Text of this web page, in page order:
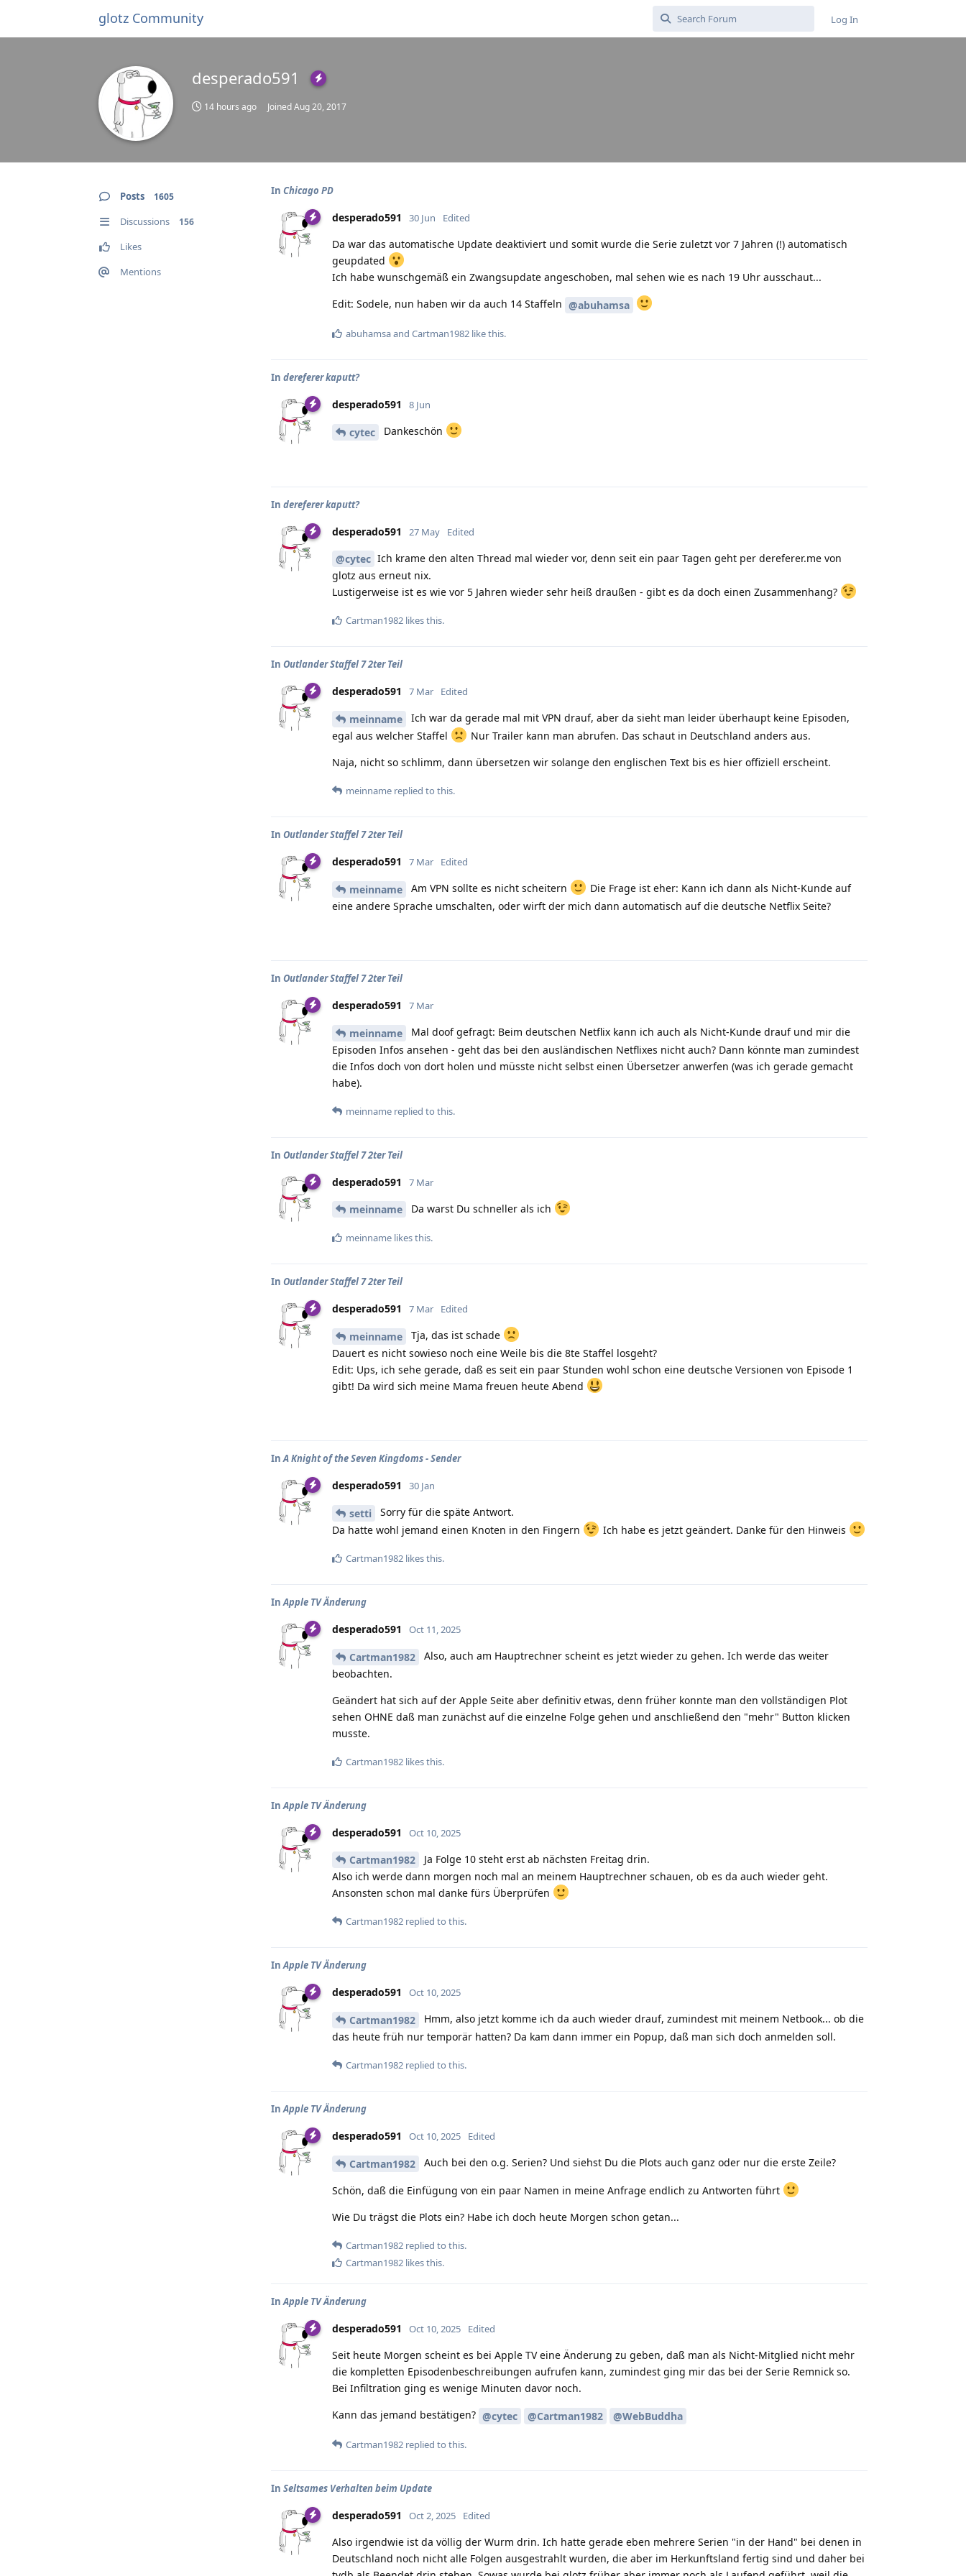
glotz Community Log In
desperado591
14 hours ago JoinedAug 20, 2017
Posts 1605
Discussions 156
Likes
Mentions
In Chicago PD
desperado591 30 Jun Edited
Da war das automatische Update deaktiviert und somit wurde die Serie zuletzt vor 7 Jahren (!) automatisch
geupdated
Ich habe wunschgemäß ein Zwangsupdate angeschoben, mal sehen wie es nach 19 Uhr ausschaut...
Edit: Sodele, nun haben wir da auch 14 Staffeln @abuhamsa
abuhamsaand Cartman1982 like this.
In dereferer kaputt?
desperado591 8 Jun
cytec Dankeschön
In dereferer kaputt?
desperado591 27 May Edited
@cytec Ich krame den alten Thread mal wieder vor, denn seit ein paar Tagen geht per dereferer.me von
glotz aus erneut nix.
Lustigerweise ist es wie vor 5 Jahren wieder sehr heiß draußen - gibt es da doch einen Zusammenhang?
Cartman1982 likes this.
In Outlander Staffel 7 2ter Teil
desperado591 7 Mar Edited
meinname
Ich war da gerade mal mit VPN drauf, aber da sieht man leider überhaupt keine Episoden,
egal aus welcher Staffel
Nur Trailer kann man abrufen. Das schaut in Deutschland anders aus.
Naja, nicht so schlimm, dann übersetzen wir solange den englischen Text bis es hier offiziell erscheint.
meinname replied to this.
In Outlander Staffel 7 2ter Teil
desperado591 7 Mar Edited
meinname Am VPN sollte es nicht scheitern
Die Frage ist eher: Kann ich dann als Nicht-Kunde auf
eine andere Sprache umschalten, oder wirft der mich dann automatisch auf die deutsche Netflix Seite?
In Outlander Staffel 7 2ter Teil
desperado591 7 Mar
meinname
Mal doof gefragt: Beim deutschen Netflix kann ich auch als Nicht-Kunde drauf und mir die
Episoden Infos ansehen - geht das bei den ausländischen Netflixes nicht auch? Dann könnte man zumindest
die Infos doch von dort holen und müsste nicht selbst einen Übersetzer anwerfen (was ich gerade gemacht
habe).
meinname replied to this.
In Outlander Staffel 7 2ter Teil
desperado591 7 Mar
meinname Da warst Du schneller als ich
meinname likes this.
In Outlander Staffel 7 2ter Teil
desperado591 7 Mar Edited
meinname
Tja, das ist schade
Dauert es nicht sowieso noch eine Weile bis die 8te Staffel losgeht?
Edit: Ups, ich sehe gerade, daß es seit ein paar Stunden wohl schon eine deutsche Versionen von Episode 1
gibt! Da wird sich meine Mama freuen heute Abend
InA Knight of the Seven Kingdoms - Sender
desperado591 30 Jan
setti
Sorry für die späte Antwort.
Da hatte wohl jemand einen Knoten in den Fingern
Ich habe es jetzt geändert. Danke für den Hinweis
Cartman1982 likes this.
InApple TV Änderung
desperado591 Oct 11, 2025
Cartman1982
Also, auch am Hauptrechner scheint es jetzt wieder zu gehen. Ich werde das weiter
beobachten.
Geändert hat sich auf der Apple Seite aber definitiv etwas, denn früher konnte man den vollständigen Plot
sehen OHNE daß man zunächst auf die einzelne Folge gehen und anschließend den "mehr" Button klicken
musste.
Cartman1982 likes this.
In Apple TV Änderung
desperado591 Oct 10, 2025
Cartman1982
Ja Folge 10 steht erst ab nächsten Freitag drin.
Also ich werde dann morgen noch mal an meinem Hauptrechner schauen, ob es da auch wieder geht.
Ansonsten schon mal danke fürs Überprüfen
Cartman1982 replied to this.
InApple TV Änderung
desperado591 Oct 10, 2025
Cartman1982
Hmm, also jetzt komme ich da auch wieder drauf, zumindest mit meinem Netbook... ob die
das heute früh nur temporär hatten? Da kam dann immer ein Popup, daß man sich doch anmelden soll.
Cartman1982 replied to this.
InApple TV Änderung
desperado591 Oct 10, 2025 Edited
Cartman1982 Auch bei den o.g. Serien? Und siehst Du die Plots auch ganz oder nur die erste Zeile?
Schön, daß die Einfügung von ein paar Namen in meine Anfrage endlich zu Antworten führt
Wie Du trägst die Plots ein? Habe ich doch heute Morgen schon getan...
Cartman1982 replied to this.
Cartman1982 likes this.
InApple TV Änderung
desperado591 Oct 10, 2025 Edited
Seit heute Morgen scheint es bei Apple TV eine Änderung zu geben, daß man als Nicht-Mitglied nicht mehr
die kompletten Episodenbeschreibungen aufrufen kann, zumindest ging mir das bei der Serie Remnick so.
Bei Infiltration ging es wenige Minuten davor noch.
Kann das jemand bestätigen? @cytec @Cartman1982 @WebBuddha
Cartman1982 replied to this.
In Seltsames Verhalten beim Update
desperado591 Oct 2, 2025 Edited
Also irgendwie ist da völlig der Wurm drin. Ich hatte gerade eben mehrere Serien "in der Hand" bei denen in
Deutschland noch nicht alle Folgen ausgestrahlt wurden, die aber im Herkunftsland fertig sind und daher bei